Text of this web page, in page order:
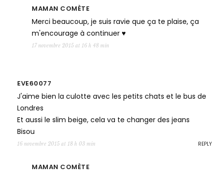
MAMAN COMÈTE
Merci beaucoup, je suis ravie que ça te plaise, ça
m'encourage à continuer ♥
17 novembre 2015 at 16 h 48 min
EVE60077
J'aime bien la culotte avec les petits chats et le bus de
Londres
Et aussi le slim beige, cela va te changer des jeans
Bisou
16 novembre 2015 at 18 h 03 min REPLY
MAMAN COMÈTE